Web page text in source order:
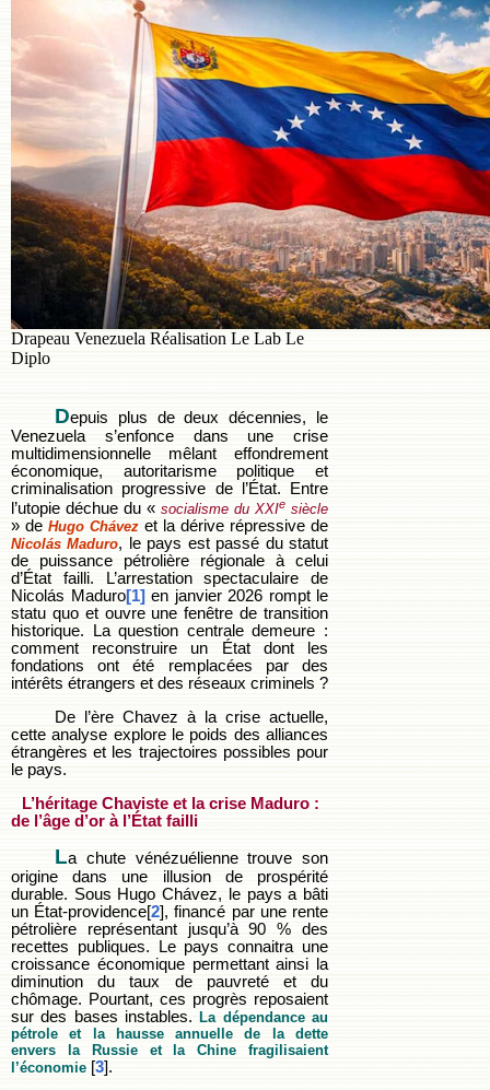
Drapeau Venezuela Réalisation Le Lab Le
Diplo
Depuis plus de deux décennies, le
Venezuela s’enfonce dans une crise
multidimensionnelle mêlant effondrement
économique, autoritarisme politique et
criminalisation progressive de l’État. Entre
l’utopie déchue du « socialisme du XXIe siècle
» de Hugo Chávez et la dérive répressive de
Nicolás Maduro, le pays est passé du statut
de puissance pétrolière régionale à celui
d’État failli. L’arrestation spectaculaire de
Nicolás Maduro[1] en janvier 2026 rompt le
statu quo et ouvre une fenêtre de transition
historique. La question centrale demeure :
comment reconstruire un État dont les
fondations ont été remplacées par des
intérêts étrangers et des réseaux criminels ?
De l’ère Chavez à la crise actuelle,
cette analyse explore le poids des alliances
étrangères et les trajectoires possibles pour
le pays.
L’héritage Chaviste et la crise Maduro :
de l’âge d’or à l’État failli
La chute vénézuélienne trouve son
origine dans une illusion de prospérité
durable. Sous Hugo Chávez, le pays a bâti
un État-providence[2], financé par une rente
pétrolière représentant jusqu’à 90 % des
recettes publiques. Le pays connaitra une
croissance économique permettant ainsi la
diminution du taux de pauvreté et du
chômage. Pourtant, ces progrès reposaient
sur des bases instables. La dépendance au
pétrole et la hausse annuelle de la dette
envers la Russie et la Chine fragilisaient
l’économie [3].